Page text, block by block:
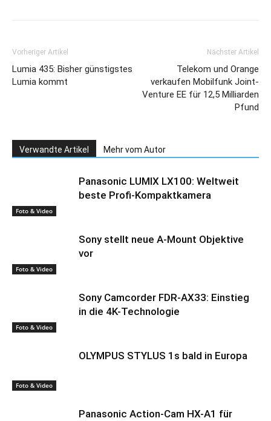
Vorheriger Artikel
Lumia 435: Bisher günstigstes
Lumia kommt
Nächster Artikel
Telekom und Orange
verkaufen Mobilfunk Joint-
Venture EE für 12,5 Milliarden
Pfund
Verwandte Artikel Mehr vom Autor
Foto & Video
Panasonic LUMIX LX100: Weltweit
beste Profi-Kompaktkamera
Foto & Video
Sony stellt neue A-Mount Objektive
vor
Foto & Video
Sony Camcorder FDR-AX33: Einstieg
in die 4K-Technologie
Foto & Video
OLYMPUS STYLUS 1s bald in Europa
Panasonic Action-Cam HX-A1 für